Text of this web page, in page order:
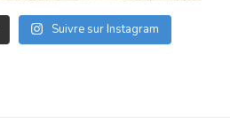
Suivre sur Instagram